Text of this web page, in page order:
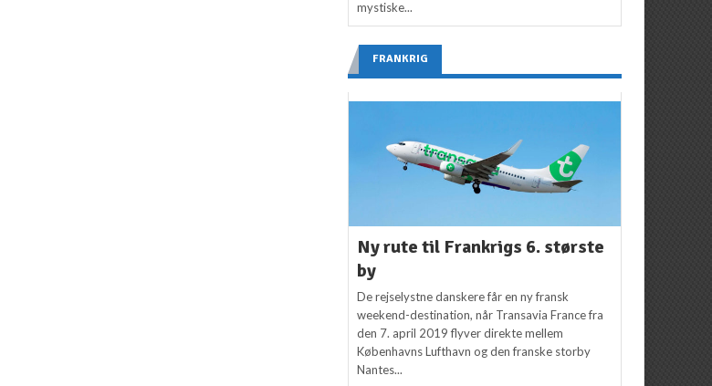
mystiske...
FRANKRIG
Ny rute til Frankrigs 6. største
by
De rejselystne danskere får en ny fransk
weekend-destination, når Transavia France fra
den 7. april 2019 flyver direkte mellem
Københavns Lufthavn og den franske storby
Nantes...